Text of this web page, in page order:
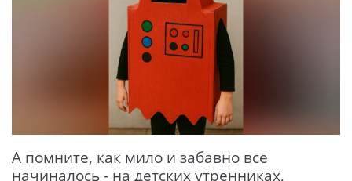
А помните, как мило и забавно все
начиналось - на детских утренниках,